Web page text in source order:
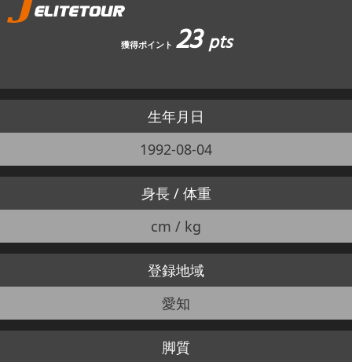
獲得ポイント 23pts
生年月日
1992-08-04
身長 / 体重
cm / kg
登録地域
愛知
脚質